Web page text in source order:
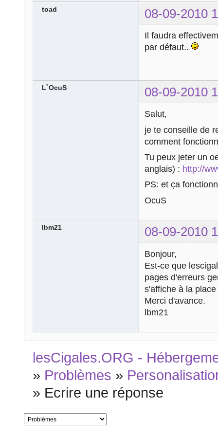
toad 08-09-2010
Il faudra
par défaut..
L`OcuS 08-09-2010
Salut,
je te conseille de
comment
Tu peux jeter un
anglais) : http://
PS: et ça
OcuS
lbm21 08-09-2010
Bonjour,
Est-ce que
pages d'erreurs
s'affiche à la
Merci d'avance.
lbm21
lesCigales.ORG -
» Problèmes »
» Ecrire une réponse